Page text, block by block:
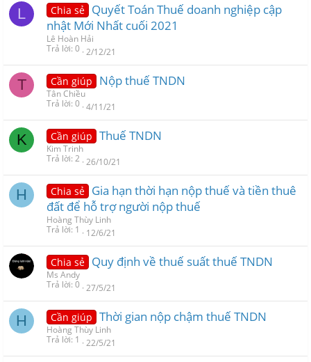
L Chia sẻ Quyết Toán Thuế doanh nghiệp cập
nhật Mới Nhất cuối 2021
Lê Hoàn Hải
Trả lời 0 2/12/21
T Cần giúp Nộp thuế TNDN
Tân Chiều
Trả lời 0 4/11/21
K Cần giúp Thuế TNDN
Kim Trinh
Trả lời 2 26/10/21
H Chia sẻ Gia hạn thời hạn nộp thuế và tiền thuê
đất để hỗ trợ người nộp thuế
Hoàng Thùy Linh
Trả lời 1 12/6/21
Chia sẻ Quy định về thuế suất thuế TNDN
Ms Andy
Trả lời 0 27/5/21
H Cần giúp Thời gian nộp chậm thuế TNDN
Hoàng Thùy Linh
Trả lời 1 22/5/21